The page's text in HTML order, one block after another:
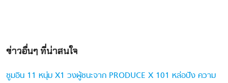
ข่าวอื่นๆ ที่น่าสนใจ
ซูมอิน 11 หนุ่ม X1 วงผู้ชนะจาก PRODUCE X 101 หล่อปัง ความ